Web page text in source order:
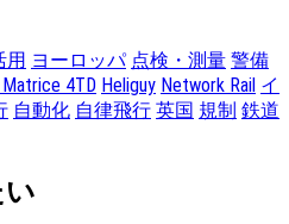
用 ヨーロッパ 点検・測量 警備
4TD Heliguy Network Rail イ
自動化 自律飛行 英国 規制 鉄道